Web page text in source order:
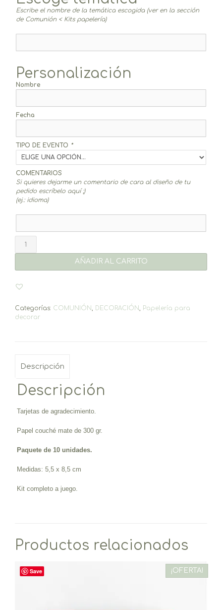
Escribe el nombre de la temática escogida (ver en la sección
de Comunión < Kits papelería)
Personalización
Nombre
Fecha
TIPO DE EVENTO *
COMENTARIOS
Si quieres dejarme un comentario de cara al diseño de tu
pedido escríbelo aquí ;)
(ej.: idioma)
agradecimiento
AÑADIR AL CARRITO
Categorías: COMUNIÓN, DECORACIÓN, Papelería para
decorar
Descripción
Descripción
Tarjetas de agradecimiento.
Papel couché mate de 300 gr.
Paquete de 10 unidades.
Medidas: 5,5 x 8,5 cm
Kit completo a juego.
Productos relacionados
Save ¡OFERTA!